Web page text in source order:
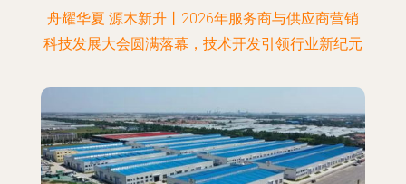
舟耀华夏 源木新升丨2026年服务商与供应商营销
科技发展大会圆满落幕，技术开发引领行业新纪元